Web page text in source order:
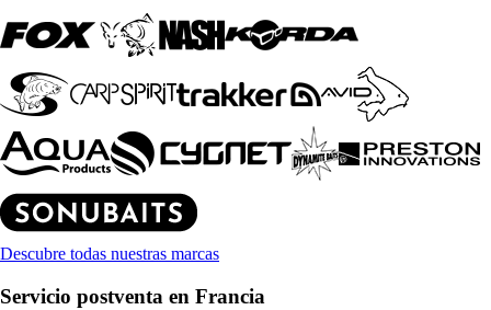
Descubre todas nuestras marcas
Servicio postventa en Francia